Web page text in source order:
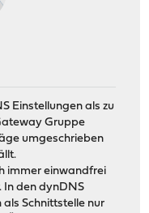
Einstellungen als zu
Gruppe
umgeschrieben
immer einwandfrei
In den dynDNS
als Schnittstelle nur